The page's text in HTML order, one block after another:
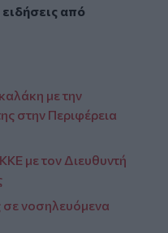
από
με την
στην Περιφέρεια
με τον Διευθυντή
νοσηλευόμενα